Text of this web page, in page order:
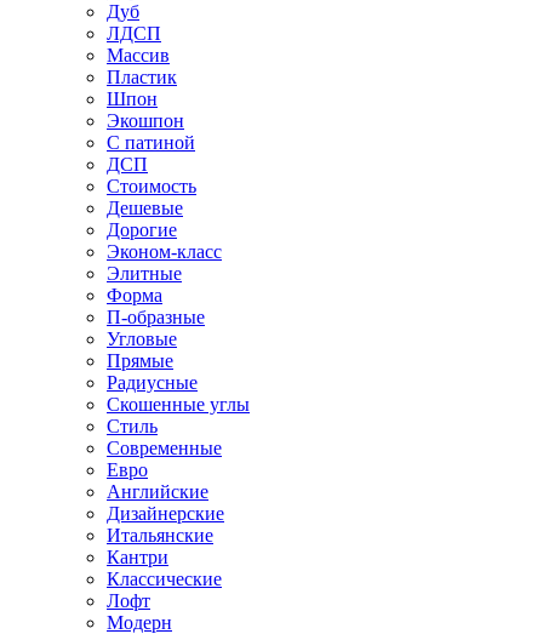
Дуб
ЛДСП
Массив
Пластик
Шпон
Экошпон
С патиной
ДСП
Стоимость
Дешевые
Дорогие
Эконом-класс
Элитные
Форма
П-образные
Угловые
Прямые
Радиусные
Скошенные углы
Стиль
Современные
Евро
Английские
Дизайнерские
Итальянские
Кантри
Классические
Лофт
Модерн